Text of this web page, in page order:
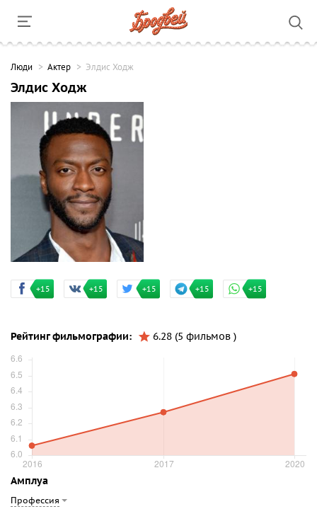
Люди Актер Элдис Ходж
Элдис Ходж
+15 +15 +15 +15 +15
Рейтинг фильмографии: 6.28 (5 фильмов )
Амплуа
Профессия